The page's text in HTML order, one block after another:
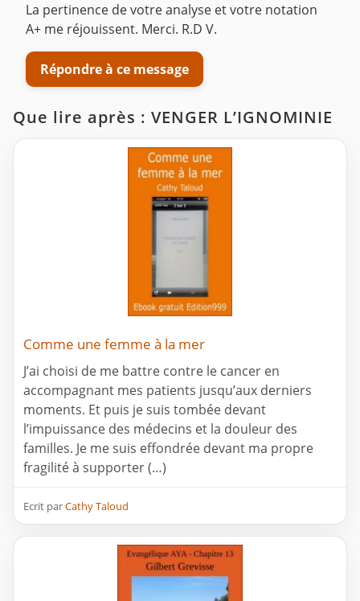
La pertinence de votre analyse et votre notation
A+ me réjouissent. Merci. R.D V.
Répondre à ce message
Que lire après : VENGER L’IGNOMINIE
Comme une femme à la mer
J’ai choisi de me battre contre le cancer en
accompagnant mes patients jusqu’aux derniers
moments. Et puis je suis tombée devant
l’impuissance des médecins et la douleur des
familles. Je me suis effondrée devant ma propre
fragilité à supporter (…)
Ecrit parCathy Taloud